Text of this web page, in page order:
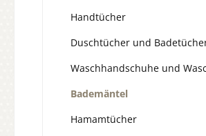
Handtücher
Duschtücher und
Waschhandschuhe und
Bademäntel
Hamamtücher